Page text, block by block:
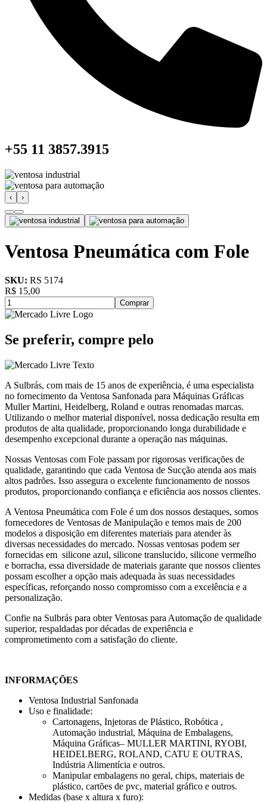
+55 11 3857.3915
‹ ›
Ventosa Pneumática com Fole
SKU: RS 5174
R$ 15,00
Comprar
Se preferir, compre pelo
A Sulbrás, com mais de 15 anos de experiência, é uma especialista
no fornecimento da Ventosa Sanfonada para Máquinas Gráficas
Muller Martini, Heidelberg, Roland e outras renomadas marcas.
Utilizando o melhor material disponível, nossa dedicação resulta em
produtos de alta qualidade, proporcionando longa durabilidade e
desempenho excepcional durante a operação nas máquinas.
Nossas Ventosas com Fole passam por rigorosas verificações de
qualidade, garantindo que cada Ventosa de Sucção atenda aos mais
altos padrões. Isso assegura o excelente funcionamento de nossos
produtos, proporcionando confiança e eficiência aos nossos clientes.
A Ventosa Pneumática com Fole é um dos nossos destaques, somos
fornecedores de Ventosas de Manipulação e temos mais de 200
modelos a disposição em diferentes materiais para atender às
diversas necessidades do mercado. Nossas ventosas podem ser
fornecidas em silicone azul, silicone translucido, silicone vermelho
e borracha, essa diversidade de materiais garante que nossos clientes
possam escolher a opção mais adequada às suas necessidades
específicas, reforçando nosso compromisso com a excelência e a
personalização.
Confie na Sulbrás para obter Ventosas para Automação de qualidade
superior, respaldadas por décadas de experiência e
comprometimento com a satisfação do cliente.
INFORMAÇÕES
Ventosa Industrial Sanfonada
Uso e finalidade:
Cartonagens, Injetoras de Plástico, Robótica ,
Automação industrial, Máquina de Embalagens,
Máquina Gráficas– MULLER MARTINI, RYOBI,
HEIDELBERG, ROLAND, CATU E OUTRAS,
Indústria Alimentícia e outros.
Manipular embalagens no geral, chips, materiais de
plástico, cartões de pvc, material gráfico e outros.
Medidas (base x altura x furo):